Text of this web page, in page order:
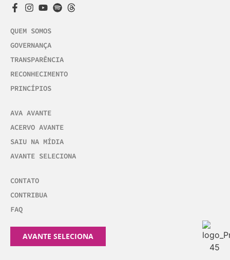
QUEM SOMOS
GOVERNANÇA
TRANSPARÊNCIA
RECONHECIMENTO
PRINCÍPIOS
AVA AVANTE
ACERVO AVANTE
SAIU NA MÍDIA
AVANTE SELECIONA
CONTATO
CONTRIBUA
FAQ
AVANTE SELECIONA